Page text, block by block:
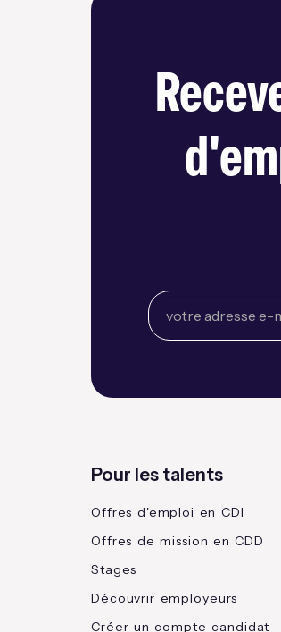
Pour les talents
Offres d'emploi en CDI
Offres de mission en CDD
Stages
Découvrir employeurs
Créer un compte candidat